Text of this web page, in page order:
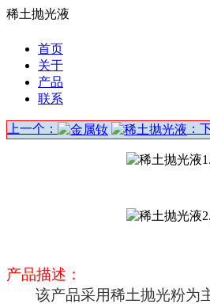
稀土抛光液
首页
关于
产品
联系
上一个： ：
产品描述：
该产品采用稀土抛光粉为